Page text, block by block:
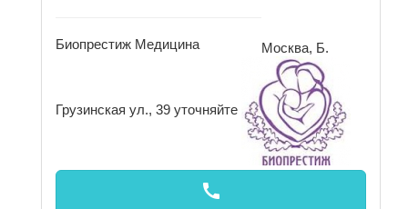
Биопрестиж Медицина Москва, Б.
Грузинская ул., 39 уточняйте
call